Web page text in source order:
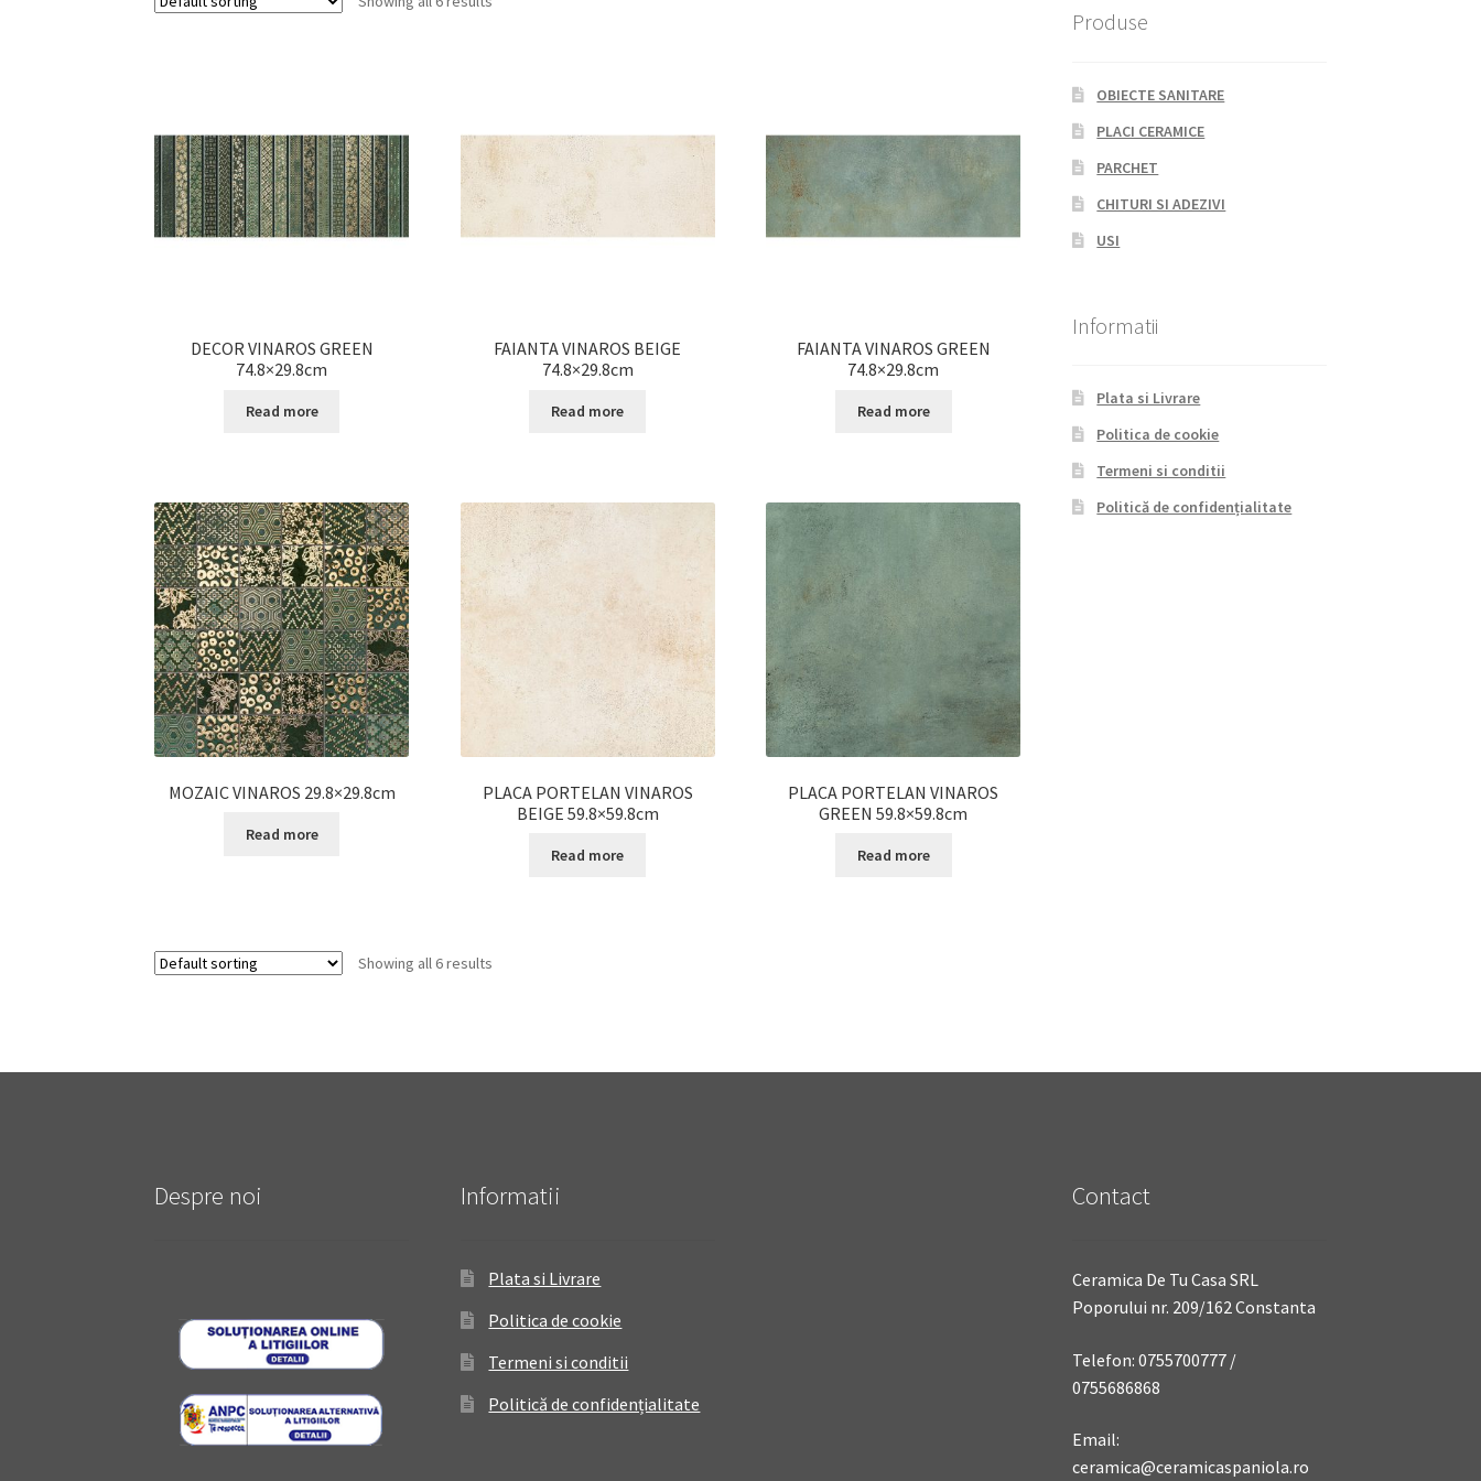
DECOR VINAROS GREEN
74.8×29.8cm
Read more
FAIANTA VINAROS BEIGE
74.8×29.8cm
Read more
FAIANTA VINAROS GREEN
74.8×29.8cm
Read more
MOZAIC VINAROS 29.8×29.8cm
Read more
PLACA PORTELAN VINAROS
BEIGE 59.8×59.8cm
Read more
PLACA PORTELAN VINAROS
GREEN 59.8×59.8cm
Read more
Showing all 6 results
Produse
OBIECTE SANITARE
PLACI CERAMICE
PARCHET
CHITURI SI ADEZIVI
USI
Informatii
Plata si Livrare
Politica de cookie
Termeni si conditii
Politică de confidențialitate
Despre noi Informatii
Plata si Livrare
Politica de cookie
Termeni si conditii
Politică de confidențialitate
Contact
Ceramica De Tu Casa SRL
Poporului nr. 209/162 Constanta
Telefon: 0755700777 /
0755686868
Email:
ceramica@ceramicaspaniola.ro